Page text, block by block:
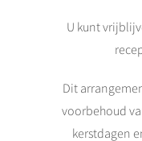
U kunt
Dit
voorbehoud
kerstdagen